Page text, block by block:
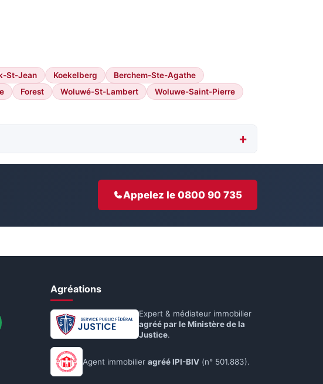
St-Jean Koekelberg
Berchem-Ste-Agathe
Forest Woluwé-St-Lambert
Woluwe-Saint-Pierre
Appelez le 0800 90 735
Agréations
Expert & médiateur immobilier
agréé par le Ministère de la
Justice.
Agent immobilieragréé IPI-BIV (n° 501.883).